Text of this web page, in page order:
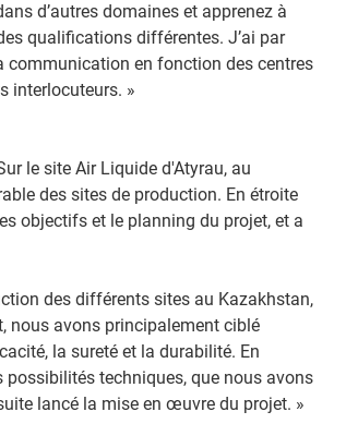
d’autres domaines et apprenez à
qualifications différentes. J’ai par
communication en fonction des centres
interlocuteurs. »
le site Air Liquide d'Atyrau, au
des sites de production. En étroite
objectifs et le planning du projet, et a
des différents sites au Kazakhstan,
nous avons principalement ciblé
la sureté et la durabilité. En
techniques, que nous avons
lancé la mise en œuvre du projet. »